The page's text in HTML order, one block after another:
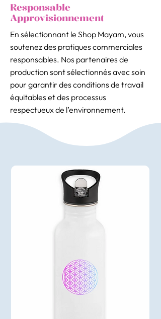
Responsable
Approvisionnement
En sélectionnant le Shop Mayam, vous
soutenez des pratiques commerciales
responsables. Nos partenaires de
production sont sélectionnés avec soin
pour garantir des conditions de travail
équitables et des processus
respectueux de l’environnement.